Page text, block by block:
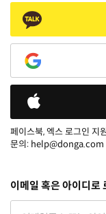
페이스북, 엑스 로그인
문의: help@donga.com
이메일 혹은 아이디로